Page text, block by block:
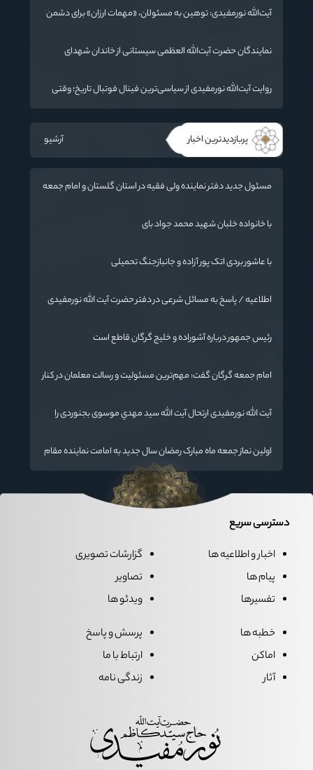
آیت‌الله نورمفیدی: توهین به مسئولان، «مهمات ارزان» برای دشمن
نمایندگان حضرت آیت‌الله العظمی سیستانی از خاندان شهدای
روایت آیت‌الله نورمفیدی از سیاسی‌ترین فینال فوتبال تاریخ؛ وقتی
پربازدیدترین اخبار آرشیو
مسئول جدید دفتر نماینده ولی فقیه در استان گلستان و امام جمعه
با خانواده خلبان شهید محمد جواد بای
با عاشور بردی اتک پور آزاده و جانبازجنگ تحمیلی
اطلاعیه / پاسخ به مسائل شرعی در دفتر حضرت آیت الله نورمفیدی
رئیس جمهور درباره آشوراده و خلیج گرگان قاطع است
امام جمعه گرگان گفت: مهم‌ترین مسئولیت و رسالت معلمان در کنار
مفید برای آینده ایران اسلامی است.
آیت الله نورمفیدی ارتحال آیت الله سيد مهدي موسوی بجنوردی را
اولین نماز جمعه ماه مبارک رمضان سال جدید به امامت نماینده مقام
معظم رهبری دراستان گلستان اقامه می گردد.
دسترسی سریع
اخبار و اطلاعیه ها
پیام ها
تفسیرها
گزارشات تصویری
تصاویر
ویدئو ها
خطبه ها
اماکن
آثار
پرسش و پاسخ
ارتباط با ما
زندگی نامه